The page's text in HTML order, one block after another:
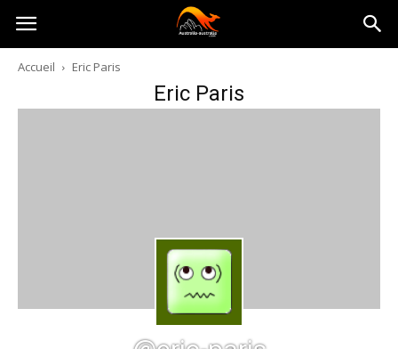
Australia-
australie.com
Accueil Eric Paris
Eric Paris